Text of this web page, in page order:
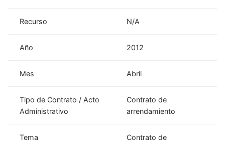
Recurso N/A
Año 2012
Mes Abril
Tipo de Contrato / Acto
Administrativo
Contrato de
arrendamiento
Tema
Contrato de